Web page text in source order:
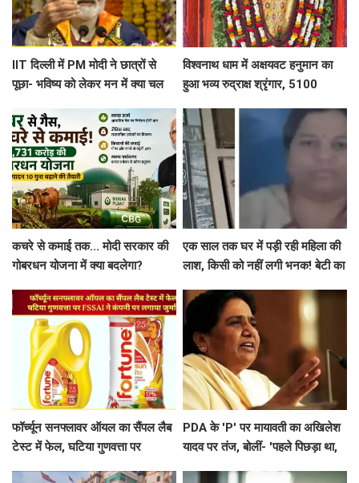
IIT दिल्ली में PM मोदी ने छात्रों से
पूछा- भविष्य को लेकर मन में क्या चल
विश्वनाथ धाम में अक्षयवट हनुमान का
हुआ भव्य रुद्राक्ष श्रृंगार, 5100
कचरे से कमाई तक... मोदी सरकार की
गोबरधन योजना में क्या बदलेगा?
एक साल तक घर में पड़ी रही महिला की
लाश, किसी को नहीं लगी भनक! बेटी का
फॉर्च्यून सनफ्लावर ऑयल का सैंपल लैब
टेस्ट में फेल, घटिया गुणवत्ता पर
PDA के 'P' पर मायावती का अखिलेश
यादव पर तंज, बोलीं- 'पहले पिछड़ा था,